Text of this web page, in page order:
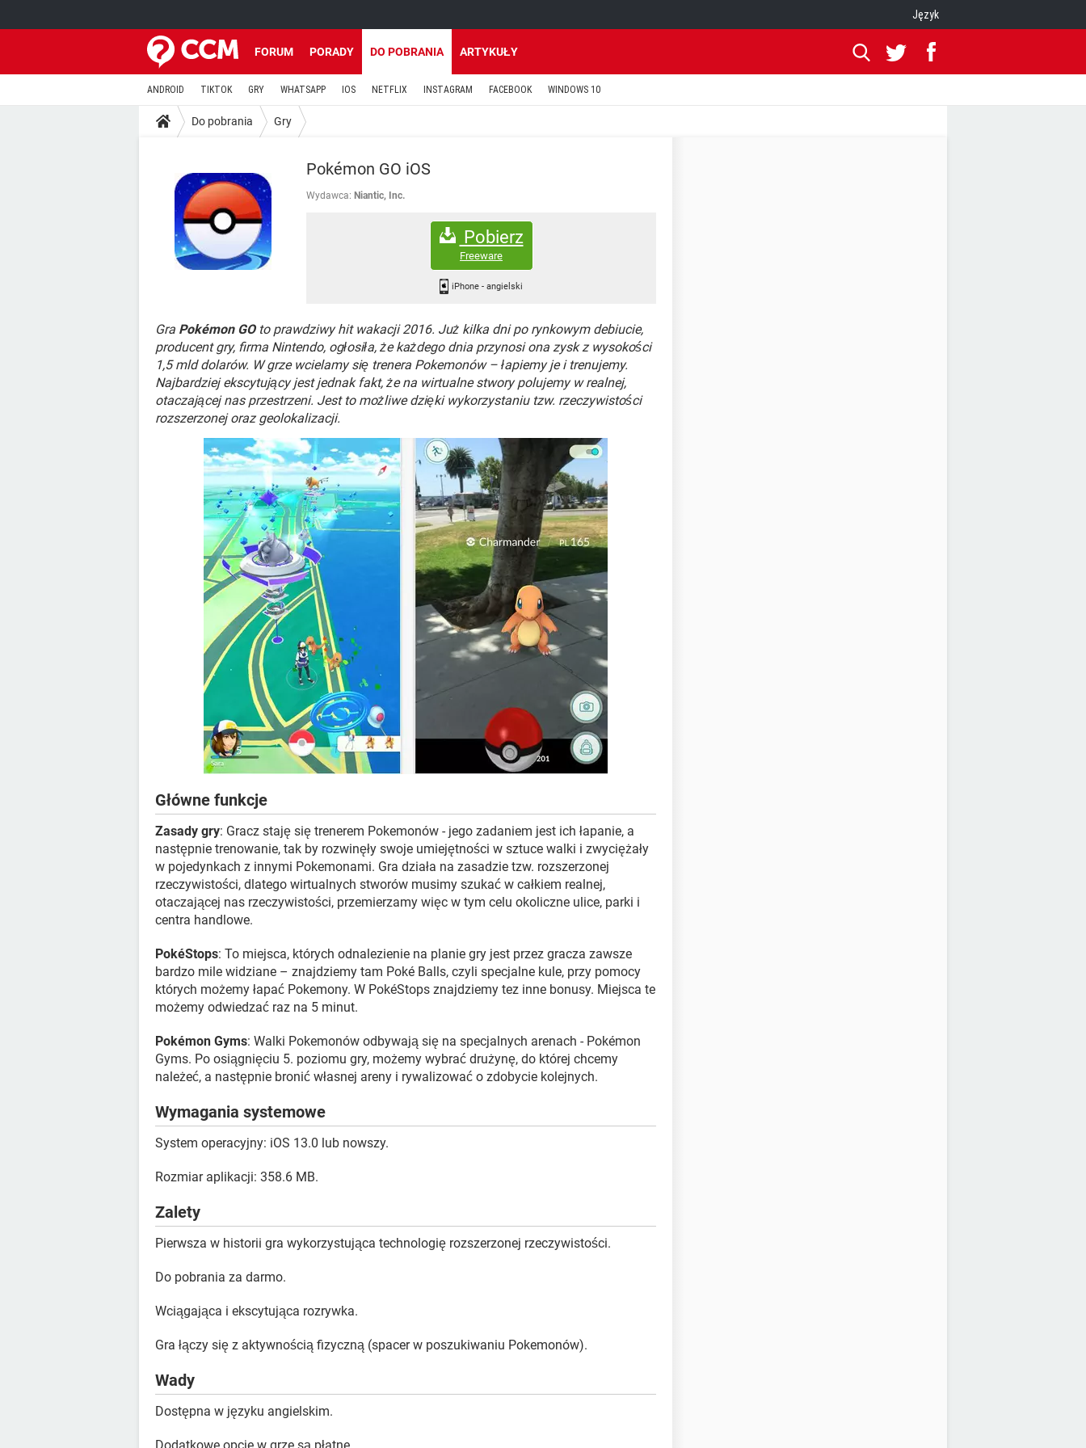
Język
FORUM PORADY DO POBRANIA ARTYKUŁY
ANDROID TIKTOK GRY WHATSAPP IOS NETFLIX INSTAGRAM FACEBOOK WINDOWS 10
Do pobrania Gry
Pokémon GO iOS
Wydawca: Niantic, Inc.
Pobierz
Freeware
iPhone - angielski
Gra Pokémon GOto prawdziwy hit wakacji 2016. Już kilka dni po rynkowym debiucie,
producent gry, firma Nintendo, ogłosiła, że każdego dnia przynosi ona zysk z wysokości
1,5 mld dolarów. W grze wcielamy się trenera Pokemonów – łapiemy je i trenujemy.
Najbardziej ekscytujący jest jednak fakt, że na wirtualne stwory polujemy w realnej,
otaczającej nas przestrzeni. Jest to możliwe dzięki wykorzystaniu tzw. rzeczywistości
rozszerzonej oraz geolokalizacji.
Główne funkcje
Zasady gry: Gracz staję się trenerem Pokemonów - jego zadaniem jest ich łapanie, a
następnie trenowanie, tak by rozwinęły swoje umiejętności w sztuce walki i zwyciężały
w pojedynkach z innymi Pokemonami. Gra działa na zasadzie tzw. rozszerzonej
rzeczywistości, dlatego wirtualnych stworów musimy szukać w całkiem realnej,
otaczającej nas rzeczywistości, przemierzamy więc w tym celu okoliczne ulice, parki i
centra handlowe.
PokéStops: To miejsca, których odnalezienie na planie gry jest przez gracza zawsze
bardzo mile widziane – znajdziemy tam Poké Balls, czyli specjalne kule, przy pomocy
których możemy łapać Pokemony. W PokéStops znajdziemy tez inne bonusy. Miejsca te
możemy odwiedzać raz na 5 minut.
Pokémon Gyms: Walki Pokemonów odbywają się na specjalnych arenach - Pokémon
Gyms. Po osiągnięciu 5. poziomu gry, możemy wybrać drużynę, do której chcemy
należeć, a następnie bronić własnej areny i rywalizować o zdobycie kolejnych.
Wymagania systemowe
System operacyjny: iOS 13.0 lub nowszy.
Rozmiar aplikacji: 358.6 MB.
Zalety
Pierwsza w historii gra wykorzystująca technologię rozszerzonej rzeczywistości.
Do pobrania za darmo.
Wciągająca i ekscytująca rozrywka.
Gra łączy się z aktywnością fizyczną (spacer w poszukiwaniu Pokemonów).
Wady
Dostępna w języku angielskim.